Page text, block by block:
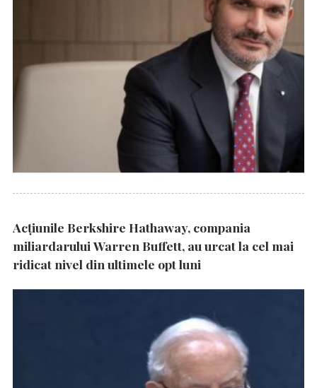
Acțiunile Berkshire Hathaway, compania
miliardarului Warren Buffett, au urcat la cel mai
ridicat nivel din ultimele opt luni